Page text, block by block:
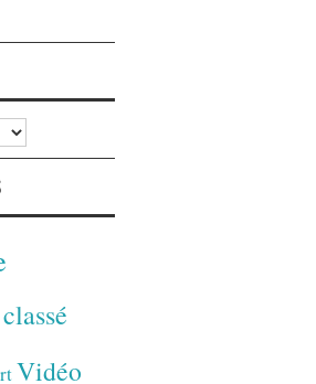
Vidéo